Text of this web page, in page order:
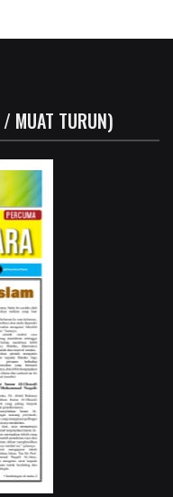
MUAT TURUN)